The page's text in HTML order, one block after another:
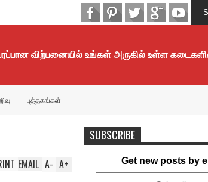
விற்பனையில் உங்கள் அருகில் உள்ள
புத்தகங்கள்
A+
A-
EMAIL
SUBSCRIBE
Get new posts by